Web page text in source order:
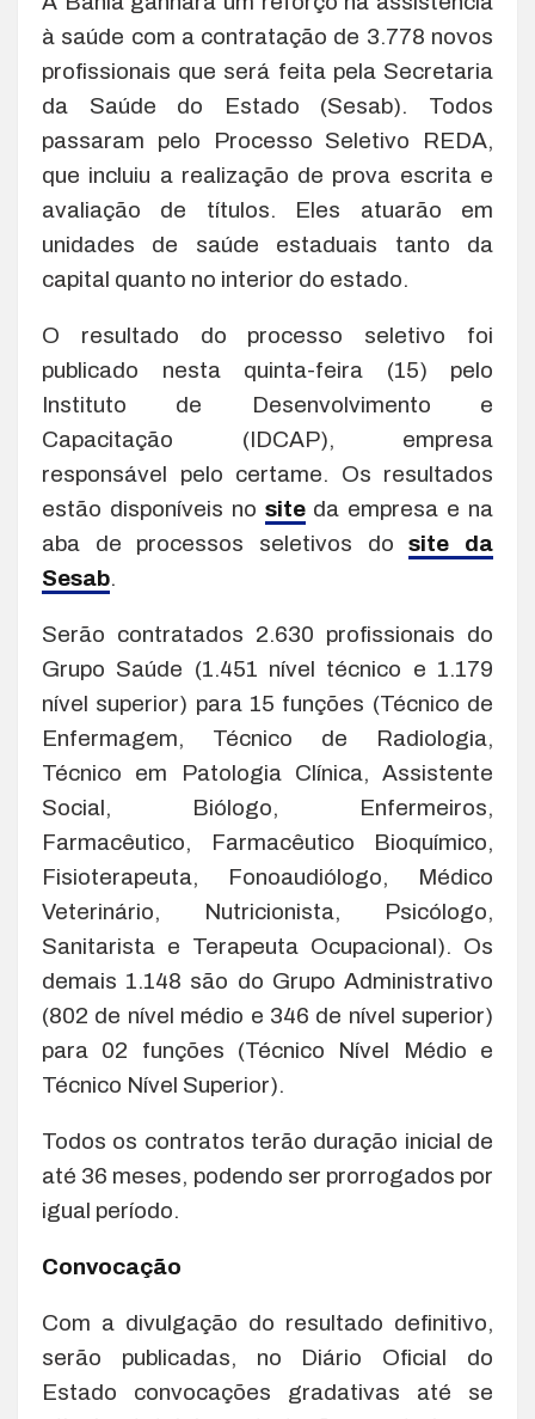
à saúde com a contratação de 3.778 novos
profissionais que será feita pela Secretaria
da Saúde do Estado (Sesab). Todos
passaram pelo Processo Seletivo REDA,
que incluiu a realização de prova escrita e
avaliação de títulos. Eles atuarão em
unidades de saúde estaduais tanto da
capital quanto no interior do estado.
O resultado do processo seletivo foi
publicado nesta quinta-feira (15) pelo
Instituto de Desenvolvimento e
Capacitação (IDCAP), empresa
responsável pelo certame. Os resultados
estão disponíveis no siteda empresa e na
aba de processos seletivos dosite da
Sesab.
Serão contratados 2.630 profissionais do
Grupo Saúde (1.451 nível técnico e 1.179
nível superior) para 15 funções (Técnico de
Enfermagem, Técnico de Radiologia,
Técnico em Patologia Clínica, Assistente
Social, Biólogo, Enfermeiros,
Farmacêutico, Farmacêutico Bioquímico,
Fisioterapeuta, Fonoaudiólogo, Médico
Veterinário, Nutricionista, Psicólogo,
Sanitarista e Terapeuta Ocupacional). Os
demais 1.148 são do Grupo Administrativo
(802 de nível médio e 346 de nível superior)
para 02 funções (Técnico Nível Médio e
Técnico Nível Superior).
Todos os contratos terão duração inicial de
até 36 meses, podendo ser prorrogados por
igual período.
Convocação
Com a divulgação do resultado definitivo,
serão publicadas, no Diário Oficial do
Estado convocações gradativas até se